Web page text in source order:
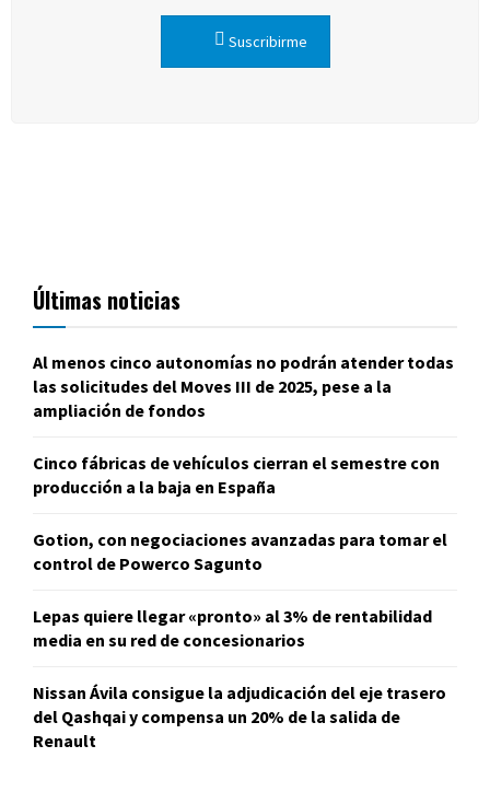
Suscribirme
Últimas noticias
Al menos cinco autonomías no podrán atender todas
las solicitudes del Moves III de 2025, pese a la
ampliación de fondos
Cinco fábricas de vehículos cierran el semestre con
producción a la baja en España
Gotion, con negociaciones avanzadas para tomar el
control de Powerco Sagunto
Lepas quiere llegar «pronto» al 3% de rentabilidad
media en su red de concesionarios
Nissan Ávila consigue la adjudicación del eje trasero
del Qashqai y compensa un 20% de la salida de
Renault